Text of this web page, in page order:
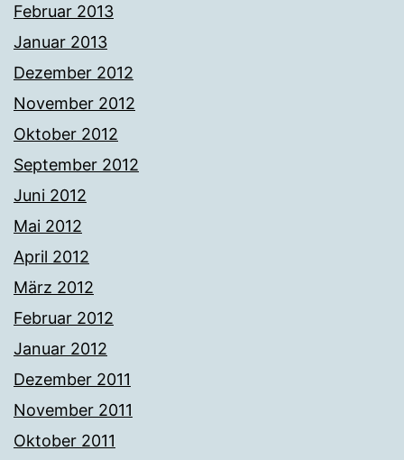
Februar 2013
Januar 2013
Dezember 2012
November 2012
Oktober 2012
September 2012
Juni 2012
Mai 2012
April 2012
März 2012
Februar 2012
Januar 2012
Dezember 2011
November 2011
Oktober 2011